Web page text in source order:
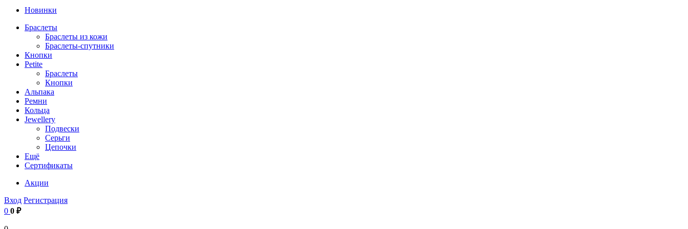
Новинки
Браслеты
Браслеты из кожи
Браслеты-спутники
Кнопки
Petite
Браслеты
Кнопки
Альпака
Ремни
Кольца
Jewellery
Подвески
Серьги
Цепочки
Ещё
Сертификаты
Акции
Вход Регистрация
0 0 ₽